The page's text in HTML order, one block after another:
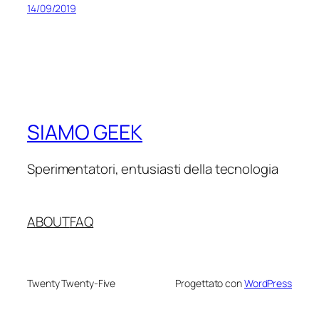
14/09/2019
SIAMO GEEK
Sperimentatori, entusiasti della tecnologia
ABOUTFAQ
Twenty Twenty-Five Progettato conWordPress